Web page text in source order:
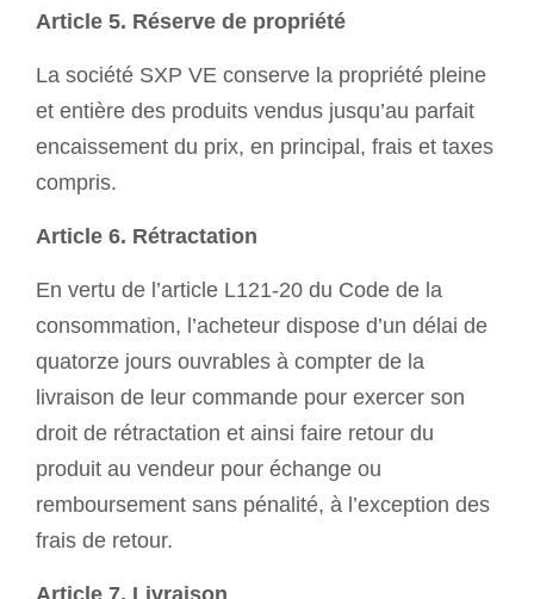
Article 5. Réserve de propriété
La société SXP VE conserve la propriété pleine
et entière des produits vendus jusqu’au parfait
encaissement du prix, en principal, frais et taxes
compris.
Article 6. Rétractation
En vertu de l’article L121-20 du Code de la
consommation, l’acheteur dispose d’un délai de
quatorze jours ouvrables à compter de la
livraison de leur commande pour exercer son
droit de rétractation et ainsi faire retour du
produit au vendeur pour échange ou
remboursement sans pénalité, à l’exception des
frais de retour.
Article 7. Livraison